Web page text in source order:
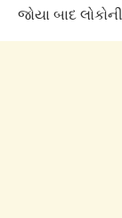
જોયા બાદ